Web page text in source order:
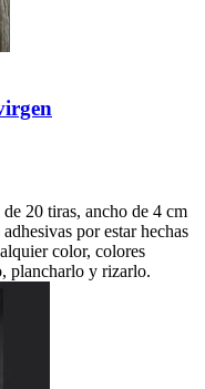
20 tiras, ancho de 4 cm
por estar hechas
color, colores
plancharlo y rizarlo.